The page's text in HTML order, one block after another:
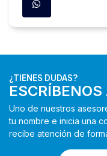
¿TIENES DUDAS?
Uno de nuestros
tu nombre e inicia una
recibe atención de